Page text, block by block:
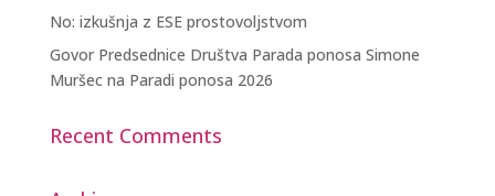
No: izkušnja z ESE prostovoljstvom
Govor Predsednice Društva Parada ponosa Simone
Muršec na Paradi ponosa 2026
Recent Comments